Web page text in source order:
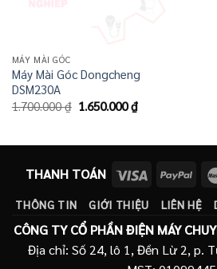
MÁY MÀI GÓC
Máy Mài Góc Dongcheng
DSM230A
1.700.000₫ Giá
1.650.000₫Giá
THANH TOÁN
THÔNG TIN GIỚI THIỆU LIÊN HỆ
CÔNG TY CỔ PHẦN ĐIỆN MÁY
Địa chỉ: Số 24, lô 1, Đền Lừ 2, p.